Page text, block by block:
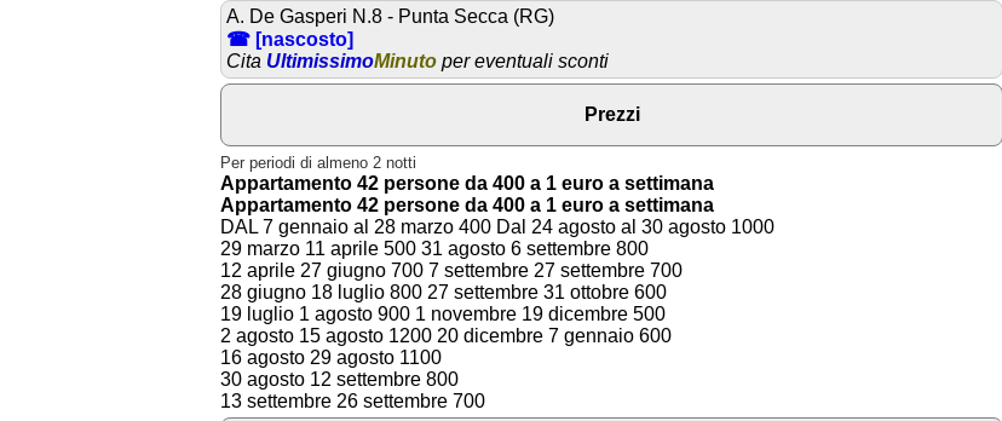
A. De Gasperi N.8 - Punta Secca (RG)
☎ [nascosto]
Cita UltimissimoMinuto per eventuali sconti
Prezzi
Per periodi di almeno 2 notti
Appartamento 42 persone da 400 a 1 euro a settimana
Appartamento 42 persone da 400 a 1 euro a settimana
DAL 7 gennaio al 28 marzo 400 Dal 24 agosto al 30 agosto 1000
29 marzo 11 aprile 500 31 agosto 6 settembre 800
12 aprile 27 giugno 700 7 settembre 27 settembre 700
28 giugno 18 luglio 800 27 settembre 31 ottobre 600
19 luglio 1 agosto 900 1 novembre 19 dicembre 500
2 agosto 15 agosto 1200 20 dicembre 7 gennaio 600
16 agosto 29 agosto 1100
30 agosto 12 settembre 800
13 settembre 26 settembre 700